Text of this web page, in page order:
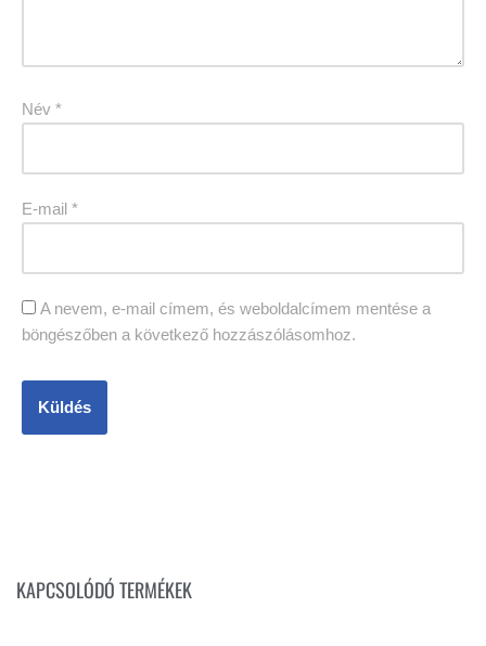
Név *
E-mail *
A nevem, e-mail címem, és weboldalcímem mentése a
böngészőben a következő hozzászólásomhoz.
KAPCSOLÓDÓ TERMÉKEK